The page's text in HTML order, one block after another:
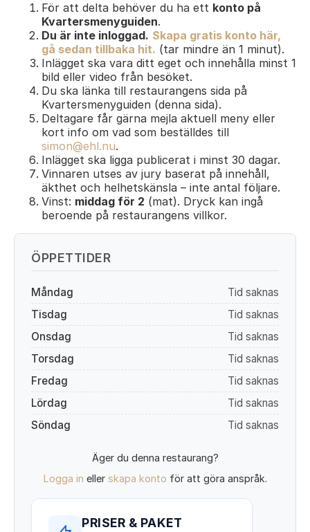
För att delta behöver du ha ett konto på
Kvartersmenyguiden.
Du är inte inloggad. Skapa gratis konto här,
gå sedan tillbaka hit. (tar mindre än 1 minut).
Inlägget ska vara ditt eget och innehålla minst 1
bild eller video från besöket.
Du ska länka till restaurangens sida på
Kvartersmenyguiden (denna sida).
Deltagare får gärna mejla aktuell meny eller
kort info om vad som beställdes till
simon@ehl.nu.
Inlägget ska ligga publicerat i minst 30 dagar.
Vinnaren utses av jury baserat på innehåll,
äkthet och helhetskänsla – inte antal följare.
Vinst: middag för 2 (mat). Dryck kan ingå
beroende på restaurangens villkor.
ÖPPETTIDER
Måndag
Tid saknas
Tisdag
Tid saknas
Onsdag
Tid saknas
Torsdag
Tid saknas
Fredag
Tid saknas
Lördag
Tid saknas
Söndag
Tid saknas
Äger du denna restaurang?
Logga in eller skapa konto för att göra anspråk.
PRISER & PAKET